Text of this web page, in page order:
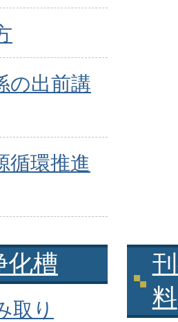
の出前講
循環推進
化槽
取り
料